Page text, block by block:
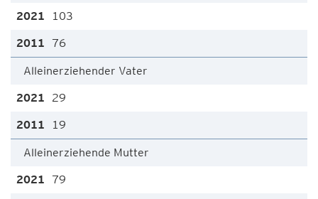
103
76
Alleinerziehender Vater
29
19
Alleinerziehende Mutter
79